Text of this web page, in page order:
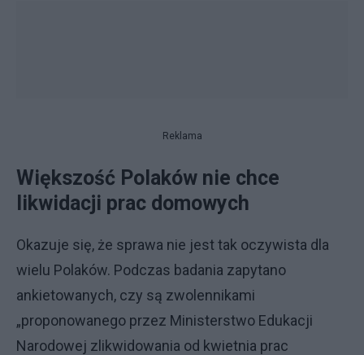
Reklama
Większość Polaków nie chce
likwidacji prac domowych
Okazuje się, że sprawa nie jest tak oczywista dla
wielu Polaków. Podczas badania zapytano
ankietowanych, czy są zwolennikami
„proponowanego przez Ministerstwo Edukacji
Narodowej zlikwidowania od kwietnia prac